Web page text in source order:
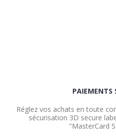
PAIEMENTS
Réglez vos achats en toute
sécurisation 3D secure
"MasterCard